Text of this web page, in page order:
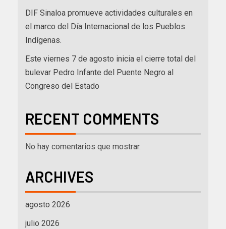
DIF Sinaloa promueve actividades culturales en
el marco del Día Internacional de los Pueblos
Indígenas.
Este viernes 7 de agosto inicia el cierre total del
bulevar Pedro Infante del Puente Negro al
Congreso del Estado
RECENT COMMENTS
No hay comentarios que mostrar.
ARCHIVES
agosto 2026
julio 2026